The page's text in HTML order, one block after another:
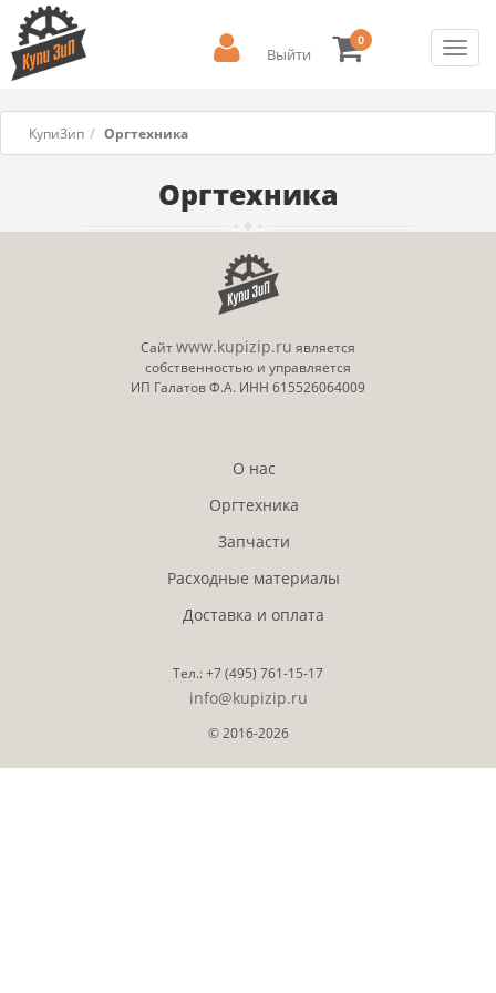
Выйти
0
КупиЗип Оргтехника
Оргтехника
Сайтwww.kupizip.ru является
собственностью и управляется
ИП Галатов Ф.А. ИНН 615526064009
О нас
Оргтехника
Запчасти
Расходные материалы
Доставка и оплата
Тел.:+7 (495) 761-15-17
info@kupizip.ru
© 2016-2026